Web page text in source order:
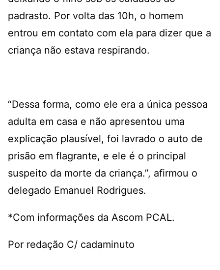
padrasto. Por volta das 10h, o homem
entrou em contato com ela para dizer que a
criança não estava respirando.
“Dessa forma, como ele era a única pessoa
adulta em casa e não apresentou uma
explicação plausível, foi lavrado o auto de
prisão em flagrante, e ele é o principal
suspeito da morte da criança.”, afirmou o
delegado Emanuel Rodrigues.
*Com informações da Ascom PCAL.
Por redação C/ cadaminuto